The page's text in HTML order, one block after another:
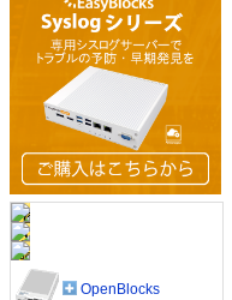
OpenBlocks